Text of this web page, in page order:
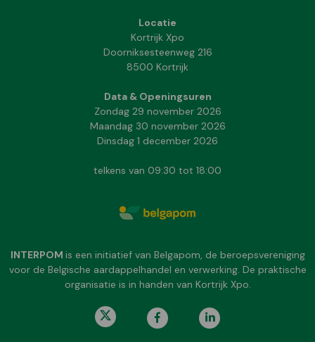
Locatie
Kortrijk Xpo
Doorniksesteenweg 216
8500 Kortrijk
Data & Openingsuren
Zondag 29 november 2026
Maandag 30 november 2026
Dinsdag 1 december 2026
telkens van 09:30 tot 18:00
INTERPOM is een initiatief van Belgapom, de beroepsvereniging
voor de Belgische aardappelhandel en verwerking. De praktische
organisatie is in handen van Kortrijk Xpo.